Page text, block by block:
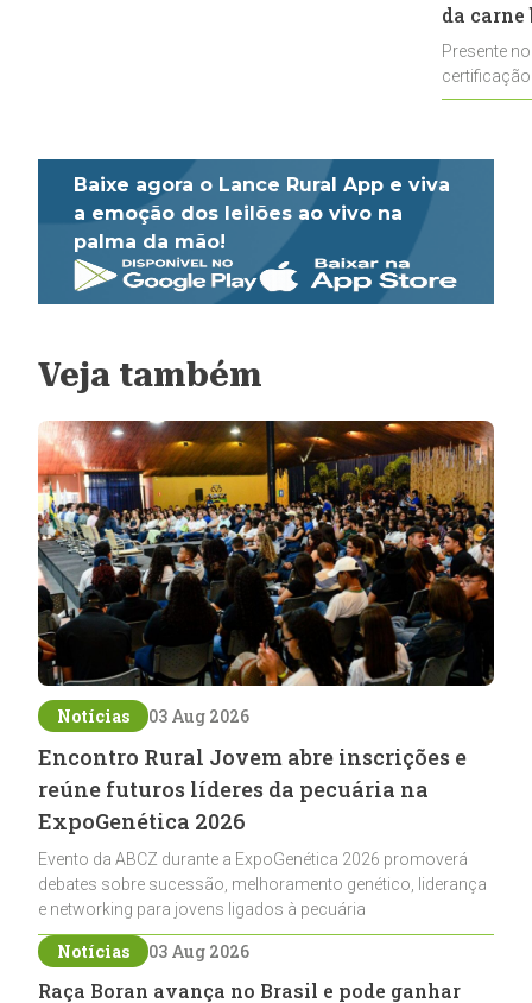
da
Presente
Baixe agora o Lance Rural App e viva
a emoção dos leilões ao vivo na
palma da mão!
Veja também
Notícias 03 Aug 2026
Encontro Rural Jovem abre inscrições e
reúne futuros líderes da pecuária na
ExpoGenética 2026
Evento da ABCZ durante a ExpoGenética 2026 promoverá
debates sobre sucessão, melhoramento genético, liderança
e networking para jovens ligados à pecuária
Notícias 03 Aug 2026
Raça Boran avança no Brasil e pode ganhar